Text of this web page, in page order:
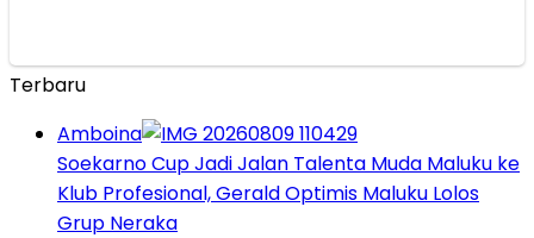
Terbaru
Amboina
Soekarno Cup Jadi Jalan Talenta Muda Maluku ke
Klub Profesional, Gerald Optimis Maluku Lolos
Grup Neraka